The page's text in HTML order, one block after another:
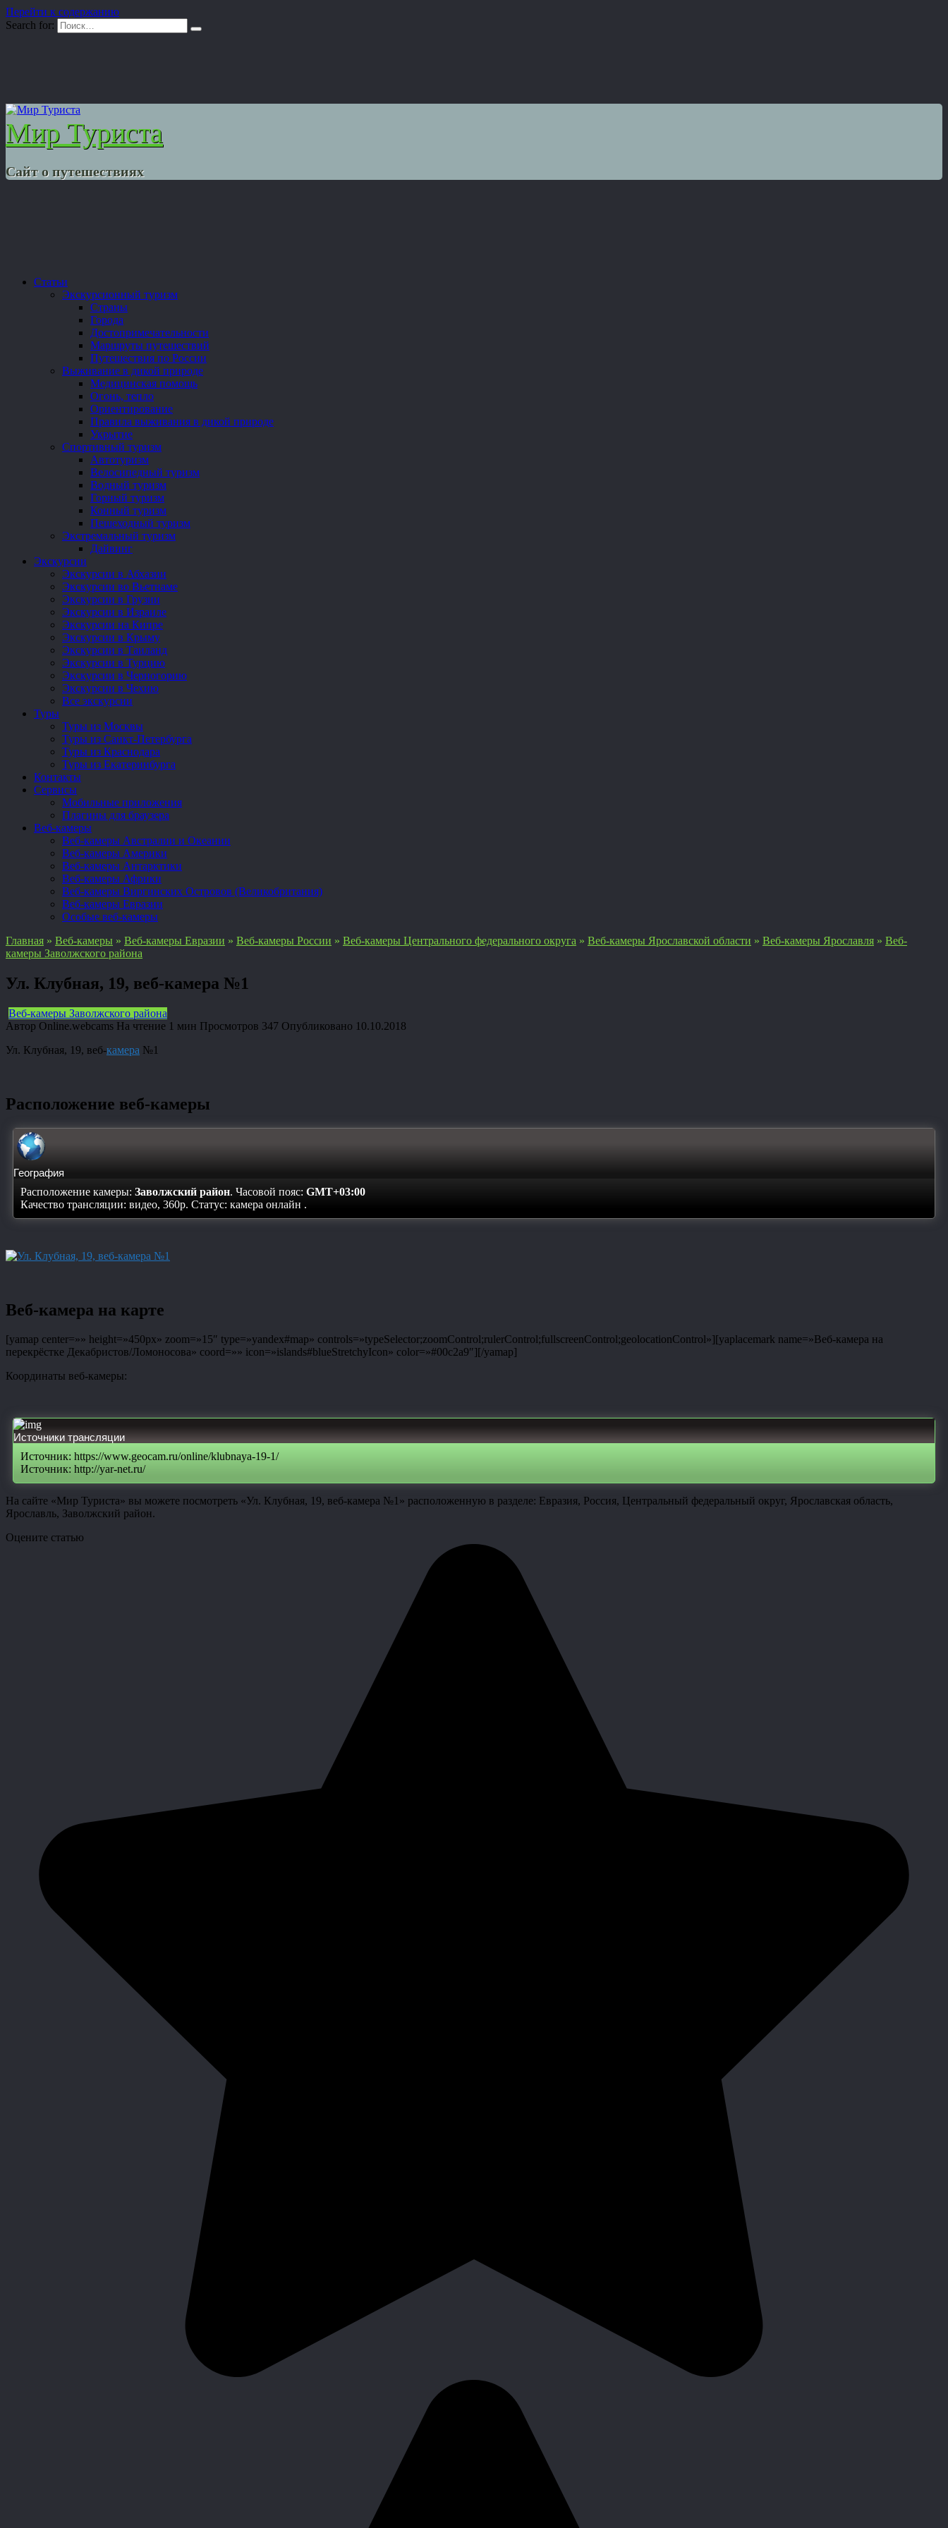
Перейти к содержанию
Search for:
Мир Туриста
Сайт о путешествиях
Статьи
Экскурсионный туризм
Страны
Города
Достопримечательности
Маршруты путешествий
Путешествия по России
Выживание в дикой природе
Медицинская помощь
Огонь, тепло
Ориентирование
Правила выживания в дикой природе
Укрытие
Спортивный туризм
Автотуризм
Велосипедный туризм
Водный туризм
Горный туризм
Конный туризм
Пешеходный туризм
Экстремальный туризм
Дайвинг
Экскурсии
Экскурсии в Абхазии
Экскурсии во Вьетнаме
Экскурсии в Грузии
Экскурсии в Израиле
Экскурсии на Кипре
Экскурсии в Крыму
Экскурсии в Таиланд
Экскурсии в Турцию
Экскурсии в Черногорию
Экскурсии в Чехию
Все экскурсии
Туры
Туры из Москвы
Туры из Санкт-Петербурга
Туры из Краснодара
Туры из Екатеринбурга
Контакты
Сервисы
Мобильные приложения
Плагины для браузера
Веб-камеры
Веб-камеры Австралии и Океании
Веб-камеры Америки
Веб-камеры Антарктики
Веб-камеры Африки
Веб-камеры Виргинских Островов (Великобритания)
Веб-камеры Евразии
Особые веб-камеры
Главная » Веб-камеры » Веб-камеры Евразии » Веб-камеры России » Веб-камеры Центрального федерального округа » Веб-камеры Ярославской области » Веб-камеры Ярославля » Веб-
камеры Заволжского района
Ул. Клубная, 19, веб-камера №1
Веб-камеры Заволжского района
Автор Online.webcams На чтение 1 мин Просмотров 347 Опубликовано 10.10.2018
Ул. Клубная, 19, веб-камера №1
Расположение веб-камеры
География
Расположение камеры: Заволжский район. Часовой пояс: GMT+03:00
Качество трансляции: видео, 360p. Статус: камера онлайн .
Веб-камера на карте
[yamap center=»» height=»450px» zoom=»15″ type=»yandex#map» controls=»typeSelector;zoomControl;rulerControl;fullscreenControl;geolocationControl»][yaplacemark name=»Веб-камера на
перекрёстке Декабристов/Ломоносова» coord=»» icon=»islands#blueStretchyIcon» color=»#00c2a9″][/yamap]
Координаты веб-камеры:
Источники трансляции
Источник: https://www.geocam.ru/online/klubnaya-19-1/
Источник: http://yar-net.ru/
На сайте «Мир Туриста» вы можете посмотреть «Ул. Клубная, 19, веб-камера №1» расположенную в разделе: Евразия, Россия, Центральный федеральный округ, Ярославская область,
Ярославль, Заволжский район.
Оцените статью